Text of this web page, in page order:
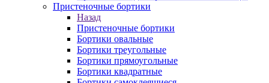
Пристеночные бортики
Назад
Пристеночные бортики
Бортики овальные
Бортики треугольные
Бортики прямоугольные
Бортики квадратные